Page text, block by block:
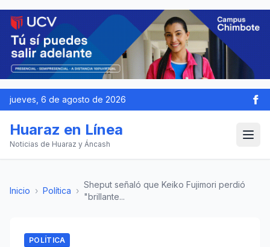
jueves, 6 de agosto de 2026
Huaraz en Línea
Noticias de Huaraz y Áncash
Inicio › Política ›
Sheput señaló que Keiko Fujimori perdió
"brillante...
POLÍTICA